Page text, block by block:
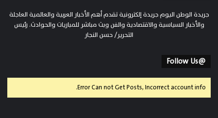
جريدة الوطن اليوم جريدة إلكترونية تقدم أهم الأخبار العربية والعالمية العاجلة
والأخبار السياسية والاقتصادية والفن وبث مباشر للمباريات والحوادث. رئيس
التحرير/ حسن النجار
@Follow Us
Error Can not Get Posts, Incorrect account info.